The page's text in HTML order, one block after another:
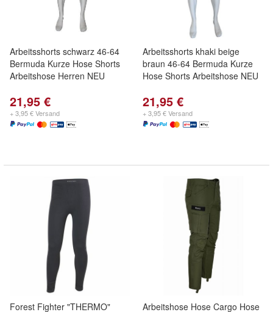
Arbeitsshorts schwarz 46-64
Bermuda Kurze Hose Shorts
Arbeitshose Herren NEU
21,95 €
+ 3,95 € Versand
Arbeitsshorts khaki beige
braun 46-64 Bermuda Kurze
Hose Shorts Arbeitshose NEU
21,95 €
+ 3,95 € Versand
Forest Fighter "THERMO" Arbeitshose Hose Cargo Hose